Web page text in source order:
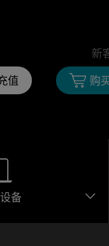
值
新
购
设备